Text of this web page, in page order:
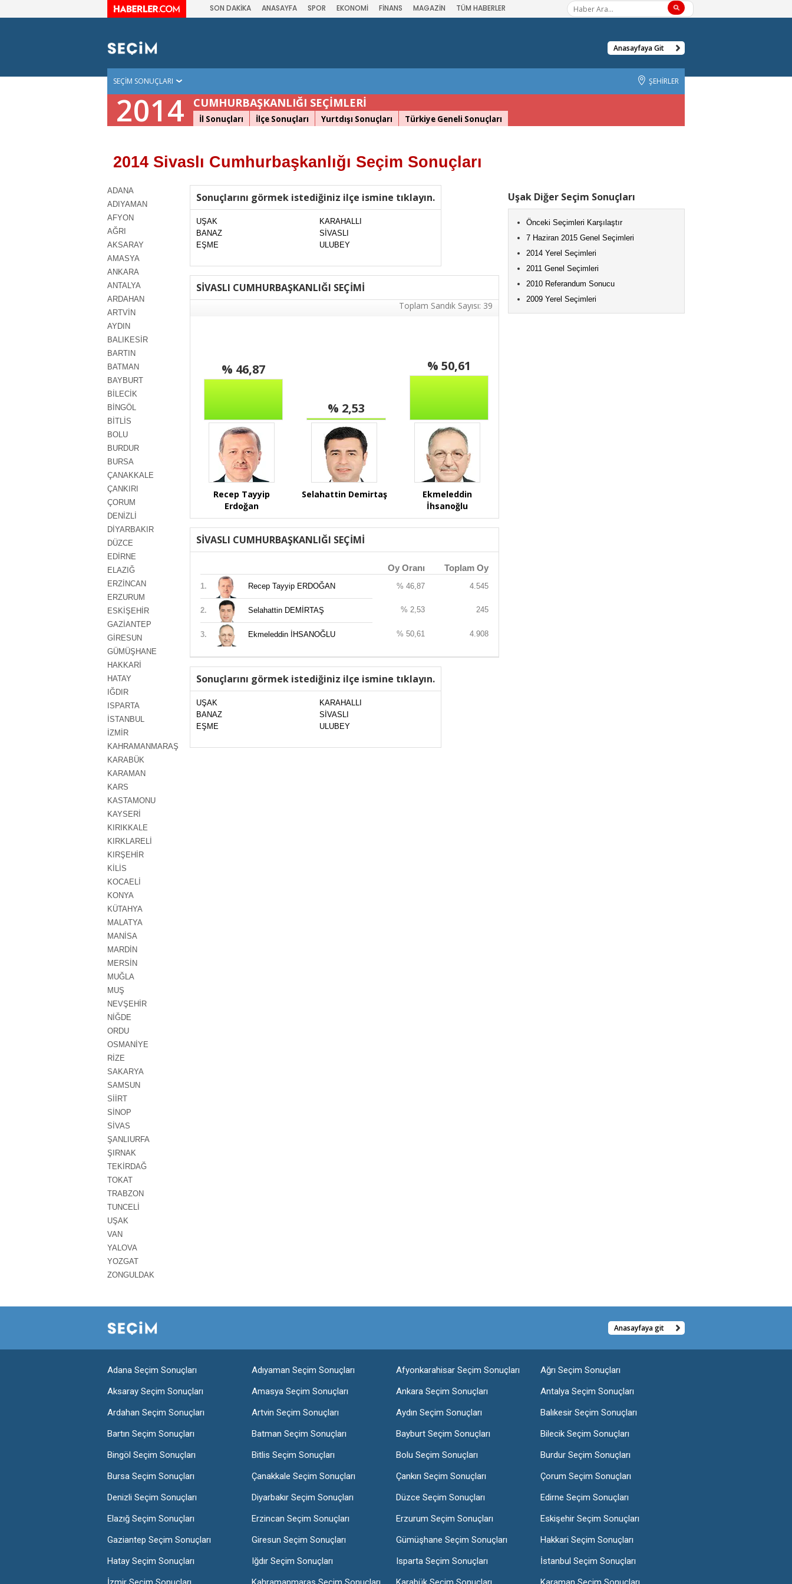
SON DAKİKA ANASAYFA SPOR EKONOMİ FİNANS MAGAZİN TÜM HABERLER
Anasayfaya Git
SEÇİM SONUÇLARI ŞEHİRLER
2014 CUMHURBAŞKANLIĞI SEÇİMLERİ
İl Sonuçları İlçe Sonuçları Yurtdışı Sonuçları Türkiye Geneli Sonuçları
2014 Sivaslı Cumhurbaşkanlığı Seçim Sonuçları
ADANA
ADIYAMAN
AFYON
AĞRI
AKSARAY
AMASYA
ANKARA
ANTALYA
ARDAHAN
ARTVİN
AYDIN
BALIKESİR
BARTIN
BATMAN
BAYBURT
BİLECİK
BİNGÖL
BİTLİS
BOLU
BURDUR
BURSA
ÇANAKKALE
ÇANKIRI
ÇORUM
DENİZLİ
DİYARBAKIR
DÜZCE
EDİRNE
ELAZIĞ
ERZİNCAN
ERZURUM
ESKİŞEHİR
GAZİANTEP
GİRESUN
GÜMÜŞHANE
HAKKARİ
HATAY
IĞDIR
ISPARTA
İSTANBUL
İZMİR
KAHRAMANMARAŞ
KARABÜK
KARAMAN
KARS
KASTAMONU
KAYSERİ
KIRIKKALE
KIRKLARELİ
KIRŞEHİR
KİLİS
KOCAELİ
KONYA
KÜTAHYA
MALATYA
MANİSA
MARDİN
MERSİN
MUĞLA
MUŞ
NEVŞEHİR
NİĞDE
ORDU
OSMANİYE
RİZE
SAKARYA
SAMSUN
SİİRT
SİNOP
SİVAS
ŞANLIURFA
ŞIRNAK
TEKİRDAĞ
TOKAT
TRABZON
TUNCELİ
UŞAK
VAN
YALOVA
YOZGAT
ZONGULDAK
Sonuçlarını görmek istediğiniz ilçe ismine tıklayın.
UŞAK
BANAZ
EŞME
KARAHALLI
SİVASLI
ULUBEY
SİVASLI CUMHURBAŞKANLIĞI SEÇİMİ
Toplam Sandık Sayısı: 39
% 46,87
Recep Tayyip
Erdoğan
% 2,53
Selahattin Demirtaş
% 50,61
Ekmeleddin
İhsanoğlu
SİVASLI CUMHURBAŞKANLIĞI SEÇİMİ
Oy Oranı Toplam Oy
1. Recep Tayyip ERDOĞAN % 46,87 4.545
2. Selahattin DEMİRTAŞ % 2,53 245
3. Ekmeleddin İHSANOĞLU % 50,61 4.908
Sonuçlarını görmek istediğiniz ilçe ismine tıklayın.
UŞAK
BANAZ
EŞME
KARAHALLI
SİVASLI
ULUBEY
Uşak Diğer Seçim Sonuçları
Önceki Seçimleri Karşılaştır
7 Haziran 2015 Genel Seçimleri
2014 Yerel Seçimleri
2011 Genel Seçimleri
2010 Referandum Sonucu
2009 Yerel Seçimleri
Anasayfaya git
Adana Seçim Sonuçları Adıyaman Seçim Sonuçları Afyonkarahisar Seçim Sonuçları
Ağrı Seçim Sonuçları
Aksaray Seçim Sonuçları
Amasya Seçim Sonuçları Ankara Seçim Sonuçları
Antalya Seçim Sonuçları
Ardahan Seçim Sonuçları
Artvin Seçim Sonuçları Aydın Seçim Sonuçları
Balıkesir Seçim Sonuçları
Bartın Seçim Sonuçları
Batman Seçim Sonuçları Bayburt Seçim Sonuçları
Bilecik Seçim Sonuçları
Bingöl Seçim Sonuçları
Bitlis Seçim Sonuçları Bolu Seçim Sonuçları
Burdur Seçim Sonuçları
Bursa Seçim Sonuçları
Çanakkale Seçim Sonuçları Çankırı Seçim Sonuçları
Çorum Seçim Sonuçları
Denizli Seçim Sonuçları
Diyarbakır Seçim Sonuçları Düzce Seçim Sonuçları
Edirne Seçim Sonuçları
Elazığ Seçim Sonuçları
Erzincan Seçim Sonuçları Erzurum Seçim Sonuçları
Eskişehir Seçim Sonuçları
Gaziantep Seçim Sonuçları
Giresun Seçim Sonuçları Gümüşhane Seçim Sonuçları
Hakkari Seçim Sonuçları
Hatay Seçim Sonuçları
Iğdır Seçim Sonuçları Isparta Seçim Sonuçları
İstanbul Seçim Sonuçları